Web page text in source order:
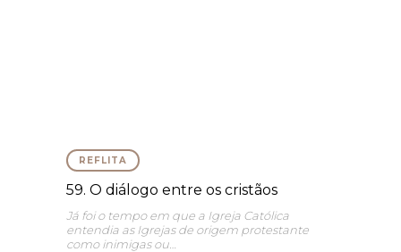
REFLITA
59. O diálogo entre os cristãos
Já foi o tempo em que a Igreja Católica
entendia as Igrejas de origem protestante
como inimigas ou…